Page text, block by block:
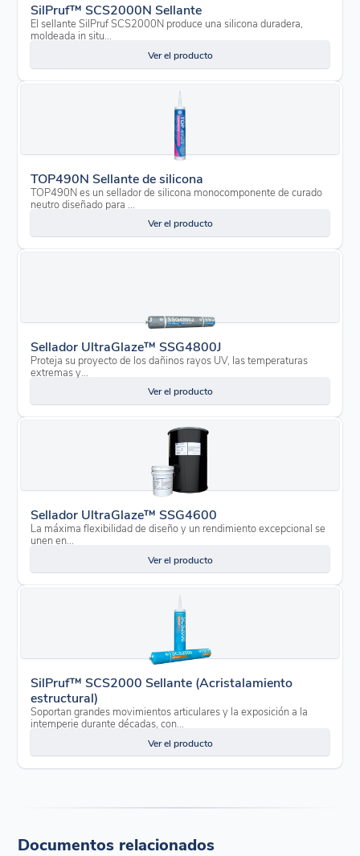
SilPruf™ SCS2000N Sellante
El sellante SilPruf SCS2000N produce una silicona duradera,
moldeada in situ...
Ver el producto
TOP490N Sellante de silicona
TOP490N es un sellador de silicona monocomponente de curado
neutro diseñado para ...
Ver el producto
Sellador UltraGlaze™ SSG4800J
Proteja su proyecto de los dañinos rayos UV, las temperaturas
extremas y...
Ver el producto
Sellador UltraGlaze™ SSG4600
La máxima flexibilidad de diseño y un rendimiento excepcional se
unen en...
Ver el producto
SilPruf™ SCS2000 Sellante (Acristalamiento
estructural)
Soportan grandes movimientos articulares y la exposición a la
intemperie durante décadas, con...
Ver el producto
Documentos relacionados